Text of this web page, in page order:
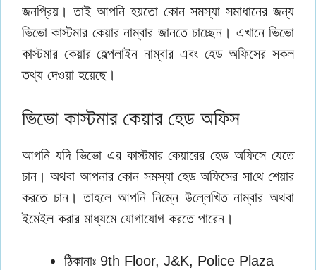
জনপ্রিয়। তাই আপনি হয়তো কোন সমস্যা সমাধানের জন্য
ভিভো কাস্টমার কেয়ার নাম্বার জানতে চাচ্ছেন। এখানে ভিভো
কাস্টমার কেয়ার হেল্পলাইন নাম্বার এবং হেড অফিসের সকল
তথ্য দেওয়া হয়েছে।
ভিভো কাস্টমার কেয়ার হেড অফিস
আপনি যদি ভিভো এর কাস্টমার কেয়ারের হেড অফিসে যেতে
চান। অথবা আপনার কোন সমস্যা হেড অফিসের সাথে শেয়ার
করতে চান।‌ তাহলে আপনি নিম্নে উল্লেখিত নাম্বার অথবা
ইমেইল করার মাধ্যমে যোগাযোগ করতে পারেন।
ঠিকানাঃ 9th Floor, J&K, Police Plaza